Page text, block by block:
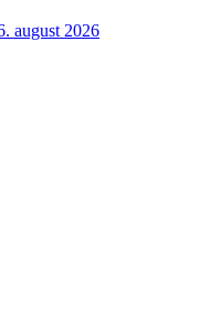
august 2026